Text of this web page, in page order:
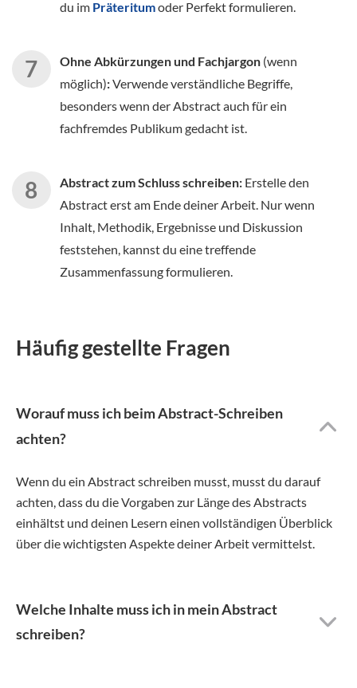
du im Präteritumoder Perfekt formulieren.
Ohne Abkürzungen und Fachjargon (wenn
möglich):Verwende verständliche Begriffe,
besonders wenn der Abstract auch für ein
fachfremdes Publikum gedacht ist.
Abstract zum Schluss schreiben: Erstelle den
Abstract erst am Ende deiner Arbeit. Nur wenn
Inhalt, Methodik, Ergebnisse und Diskussion
feststehen, kannst du eine treffende
Zusammenfassung formulieren.
Häufig gestellte Fragen
Worauf muss ich beim Abstract-Schreiben
achten?
Wenn du ein Abstract schreiben musst, musst du darauf
achten, dass du die Vorgaben zur Länge des Abstracts
einhältst und deinen Lesern einen vollständigen Überblick
über die wichtigsten Aspekte deiner Arbeit vermittelst.
Welche Inhalte muss ich in mein Abstract
schreiben?